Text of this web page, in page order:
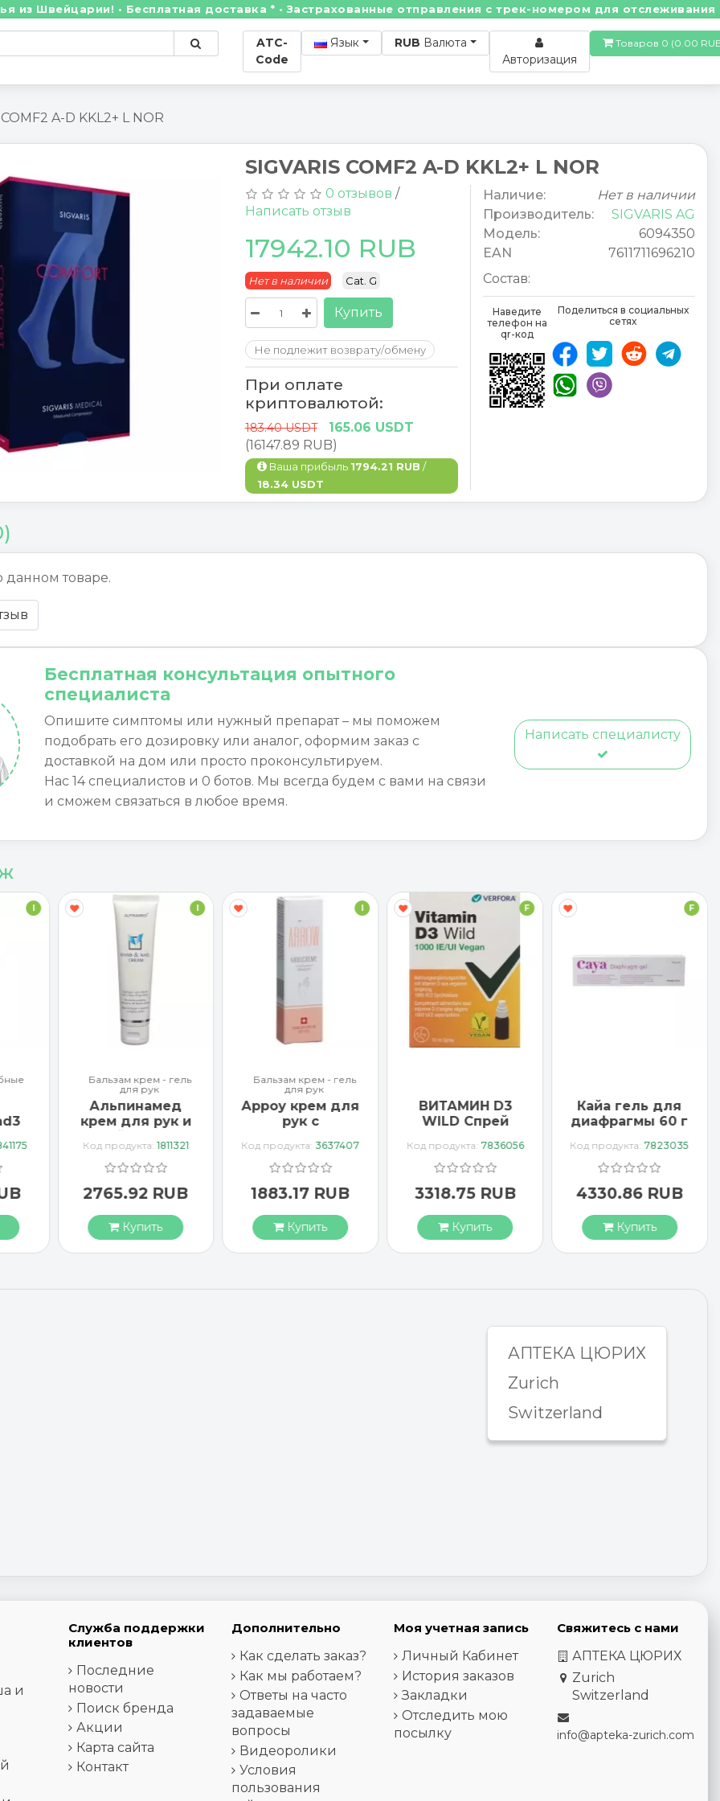
• Бесплатная доставка * • Застрахованные отправления с трек-номером для отслеживания!
ATC-
Code
Язык RUB Валюта
Авторизация
Товаров 0
A-D KKL2+ L NOR
SIGVARIS COMF2 A-D KKL2+ L NOR
0 отзывов /
Написать отзыв
17942.10 RUB
Нет в наличии Cat. G
Купить
Не подлежит возврату/обмену
При оплате
криптовалютой:
183.40 USDT
165.06 USDT
(16147.89 RUB)
Ваша прибыль 1794.21 RUB /
18.34 USDT
Наличие:
Нет в наличии
Производитель:
SIGVARIS AG
Модель:
6094350
EAN
7611711696210
Состав:
Наведите
телефон на
qr-код
Поделиться в социальных
сетях
данном товаре.
Бесплатная консультация опытного
специалиста
Опишите симптомы или нужный препарат – мы поможем
подобрать его дозировку или аналог, оформим заказ с
доставкой на дом или просто проконсультируем.
Нас 14 специалистов и 0 ботов. Мы всегда будем с вами на связи
и сможем связаться в любое время.
Написать специалисту
I I
Бальзам крем - гель
для рук
Альпинамед
крем для рук и
Примулы
вечерней 100 мл
Код продукта:1811321
2765.92 RUB
Купить
I
Бальзам крем - гель
для рук
Арроу крем для
рук с
маслом 65 мл
Код продукта:3637407
1883.17 RUB
Купить
F
ВИТАМИН D3
WILD Спрей
веганский
Код продукта: 7836056
3318.75 RUB
Купить
F
Кайа гель для
диафрагмы 60 г
Код продукта:7823035
4330.86 RUB
Купить
АПТЕКА ЦЮРИХ
Zurich
Switzerland
и
Служба поддержки
клиентов
Последние
новости
Поиск бренда
Акции
Карта сайта
Контакт
Дополнительно
Как сделать заказ?
Как мы работаем?
Ответы на часто
задаваемые
вопросы
Видеоролики
Условия
пользования
Моя учетная запись
Личный Кабинет
История заказов
Закладки
Отследить мою
посылку
Свяжитесь с нами
АПТЕКА ЦЮРИХ
Zurich
Switzerland
info@apteka-zurich.com